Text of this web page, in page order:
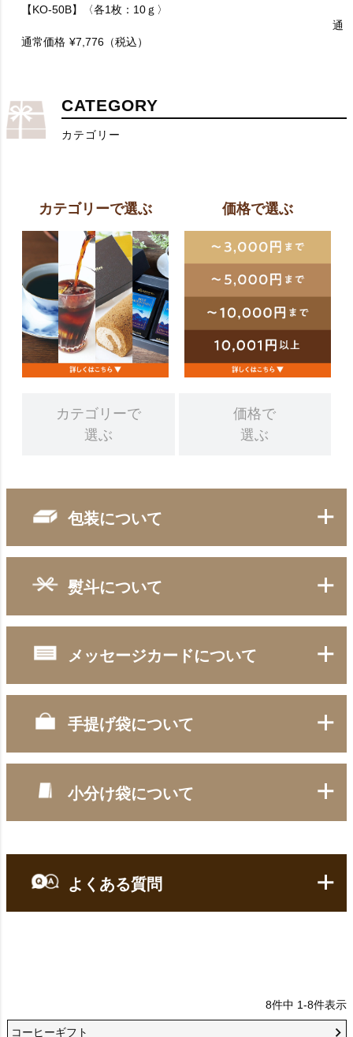
【KO-50B】〈各1枚：10ｇ〉
通常価格 ¥7,776 （税込）
通
CATEGORY
カテゴリー
カテゴリーで選ぶ 価格で選ぶ
カテゴリーで
選ぶ
価格で
選ぶ
包装について
■ 包装の種類
※但し、商品の形状により包装不可の場合もござ
熨斗について
■ 熨斗の種類メッセージカードについて
■ メッセージカードの種類
メッセージカードをご希望の方は、下記A～Cから無料で1セッ
トに付き１枚お選び頂けます。
※ Cの期間限定カードは、その期間のみお選びいただけます。
手提げ袋について
■ 手提げの素材とサイズ
小分け袋について
よくある質問
ギフトの包装や熨斗の費用はかかりますか？
8件中 1-8件表示
コーヒーギフト